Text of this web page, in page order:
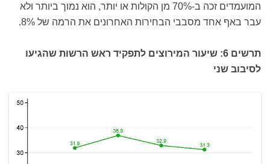
המועמדים זכה ב-70% מן הקולות או יותר, הוא נמוך ביותר ולא
עבר באף אחד מסבבי הבחירות האחרונים את הרמה של 8%.
תרשים 6: שיעור המירוצים לתפקיד ראש הרשות שהגיעו
לסיבוב שני